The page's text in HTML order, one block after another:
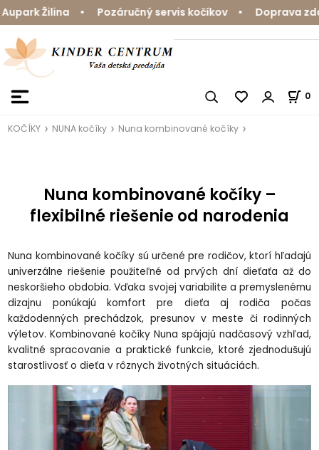
Žilina • Pozáručný servis kočíkov • Doprava
0
KOČÍKY NUNA kočíky Nuna kombinované kočíky
Nuna kombinované kočíky –
flexibilné riešenie od narodenia
Nuna kombinované kočíky sú určené pre rodičov, ktorí hľadajú
univerzálne riešenie použiteľné od prvých dní dieťaťa až do
neskoršieho obdobia. Vďaka svojej variabilite a premyslenému
dizajnu ponúkajú komfort pre dieťa aj rodiča počas
každodenných prechádzok, presunov v meste či rodinných
výletov. Kombinované kočíky Nuna spájajú nadčasový vzhľad,
kvalitné spracovanie a praktické funkcie, ktoré zjednodušujú
starostlivosť o dieťa v rôznych životných situáciách.